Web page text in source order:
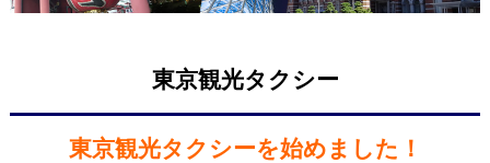
東京観光タクシー
東京観光タクシーを始めました！